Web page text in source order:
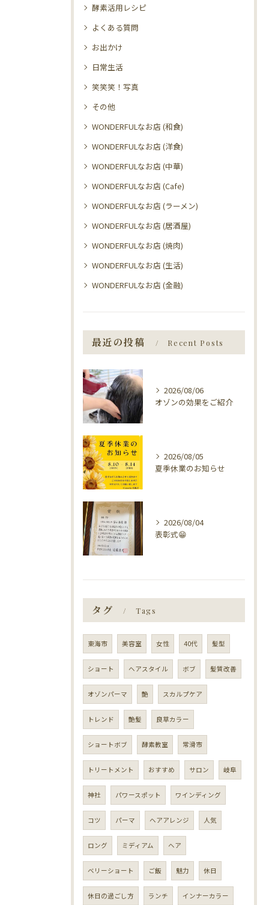
酵素活用レシピ
よくある質問
お出かけ
日常生活
笑笑笑！写真
その他
WONDERFULなお店 (和食)
WONDERFULなお店 (洋食)
WONDERFULなお店 (中華)
WONDERFULなお店 (Cafe)
WONDERFULなお店 (ラーメン)
WONDERFULなお店 (居酒屋)
WONDERFULなお店 (焼肉)
WONDERFULなお店 (生活)
WONDERFULなお店 (金融)
最近の投稿 Recent Posts
2026/08/06
オゾンの効果をご紹介
2026/08/05
夏季休業のお知らせ
2026/08/04
表彰式😁
タグ Tags
東海市 美容室 女性 40代 髪型
ショート ヘアスタイル ボブ 髪質改善
オゾンパーマ 艶 スカルプケア
トレンド 艶髪 良草カラー
ショートボブ 酵素教室 常滑市
トリートメント おすすめ サロン 岐阜
神社 パワースポット ワインディング
コツ パーマ ヘアアレンジ 人気
ロング ミディアム ヘア
ベリーショート ご飯 魅力 休日
休日の過ごし方 ランチ インナーカラー